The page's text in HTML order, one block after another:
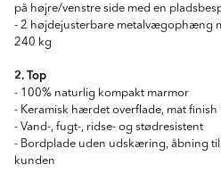
på højre/venstre side med en
- 2 højdejusterbare metalvægophæng
240 kg
2. Top
- 100% naturlig kompakt marmor
- Keramisk hærdet overflade, mat finish
- Vand-, fugt-, ridse- og stødresistent
- Bordplade uden udskæring, åbning
kunden